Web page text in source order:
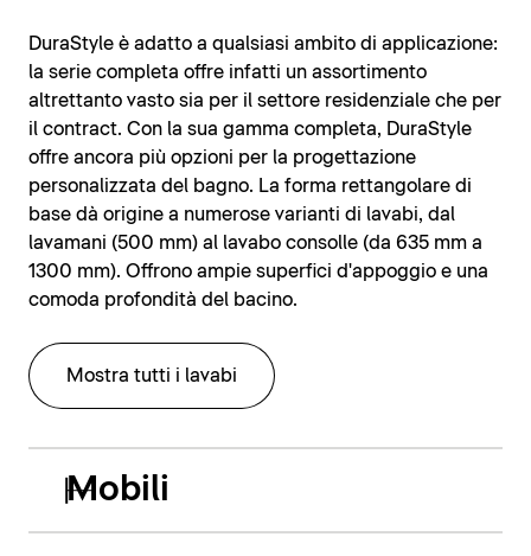
DuraStyle è adatto a qualsiasi ambito di applicazione:
la serie completa offre infatti un assortimento
altrettanto vasto sia per il settore residenziale che per
il contract. Con la sua gamma completa, DuraStyle
offre ancora più opzioni per la progettazione
personalizzata del bagno. La forma rettangolare di
base dà origine a numerose varianti di lavabi, dal
lavamani (500 mm) al lavabo consolle (da 635 mm a
1300 mm). Offrono ampie superfici d'appoggio e una
comoda profondità del bacino.
Mostra tutti i lavabi
Mobili